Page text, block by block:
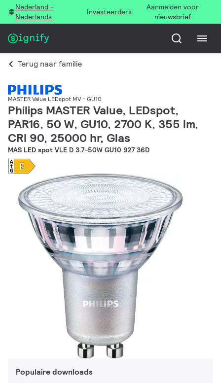
Nederland -
Nederlands
Investeerders
Aanmelden voor
nieuwsbrief
Terug naar familie
MASTER Value LEDspot MV - GU10
Philips MASTER Value, LEDspot,
PAR16, 50 W, GU10, 2700 K, 355 lm,
CRI 90, 25000 hr, Glas
MAS LED spot VLE D 3.7-50W GU10 927 36D
Populaire downloads